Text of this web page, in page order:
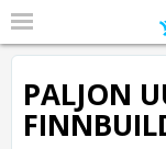
PALJON